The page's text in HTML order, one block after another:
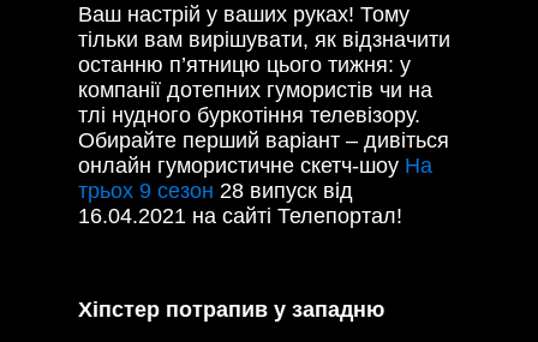
Ваш настрій у ваших руках! Тому
тільки вам вирішувати, як відзначити
останню п’ятницю цього тижня: у
компанії дотепних гумористів чи на
тлі нудного буркотіння телевізору.
Обирайте перший варіант – дивіться
онлайн гумористичне скетч-шоу На
трьох 9 сезон 28 випуск від
16.04.2021 на сайті Телепортал!
Хіпстер потрапив у западню